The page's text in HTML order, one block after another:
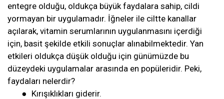
entegre olduğu, oldukça büyük faydalara sahip, cildi
yormayan bir uygulamadır. İğneler ile ciltte kanallar
açılarak, vitamin serumlarının uygulanmasını içerdiği
için, basit şekilde etkili sonuçlar alınabilmektedir. Yan
etkileri oldukça düşük olduğu için günümüzde bu
düzeydeki uygulamalar arasında en popüleridir. Peki,
faydaları nelerdir?
● Kırışıklıkları giderir.